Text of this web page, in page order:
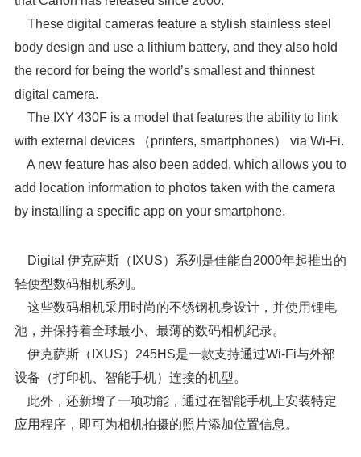
These digital cameras feature a stylish stainless steel
body design and use a lithium battery, and they also hold
the record for being the world’s smallest and thinnest
digital camera.
The IXY 430F is a model that features the ability to link
with external devices （printers, smartphones） via Wi-Fi.
A new feature has also been added, which allows you to
add location information to photos taken with the camera
by installing a specific app on your smartphone.
Digital 伊克萨斯（IXUS）系列是佳能自2000年起推出的
轻便型数码相机系列。
这些数码相机采用时尚的不锈钢机身设计，并使用锂电
池，并保持着全球最小、最薄的数码相机纪录。
伊克萨斯（IXUS）245HS是一款支持通过Wi-Fi与外部
设备（打印机、智能手机）连接的机型。
此外，还新增了一项功能，通过在智能手机上安装特定
应用程序，即可为相机拍摄的照片添加位置信息。